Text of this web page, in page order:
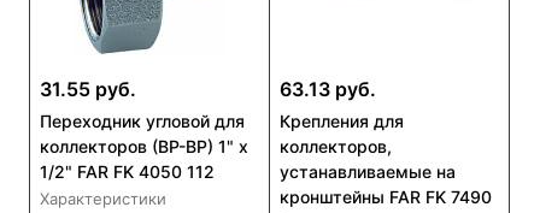
31.55 руб.
Переходник угловой для
коллекторов (ВР-ВР) 1" x
1/2" FAR FK 4050 112
Характеристики
63.13 руб.
Крепления для
коллекторов,
устанавливаемые на
кронштейны FAR FK 7490